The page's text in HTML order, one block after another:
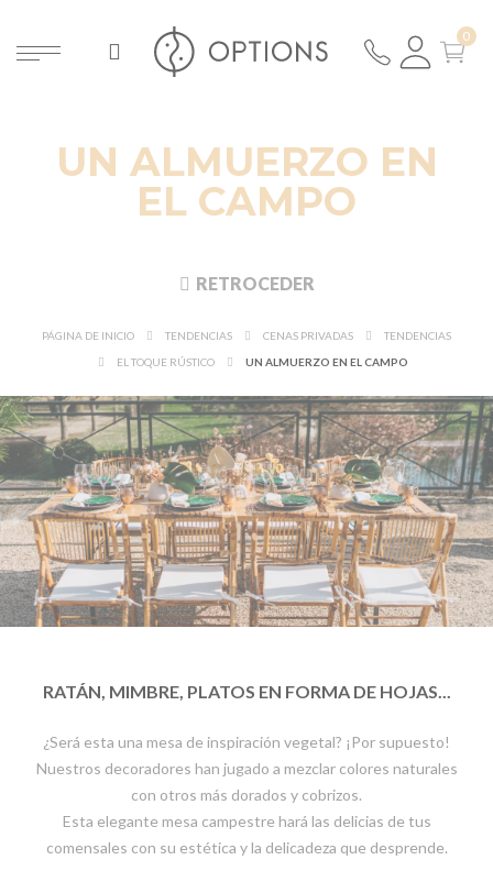
UN ALMUERZO EN
EL CAMPO
RETROCEDER
PÁGINA DE INICIO TENDENCIAS CENAS PRIVADAS
TENDENCIAS
EL TOQUE RÚSTICO
UN ALMUERZO EN EL CAMPO
RATÁN, MIMBRE, PLATOS EN FORMA DE HOJAS...
¿Será esta una mesa de inspiración vegetal? ¡Por supuesto!
Nuestros decoradores han jugado a mezclar colores naturales
con otros más dorados y cobrizos.
Esta elegante mesa campestre hará las delicias de tus
comensales con su estética y la delicadeza que desprende.